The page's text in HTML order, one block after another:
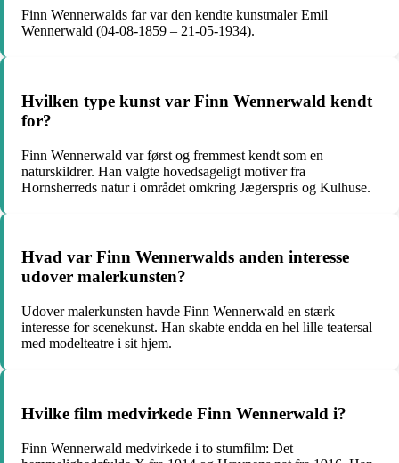
Finn Wennerwalds far var den kendte kunstmaler Emil
Wennerwald (04-08-1859 – 21-05-1934).
Hvilken type kunst var Finn Wennerwald kendt
for?
Finn Wennerwald var først og fremmest kendt som en
naturskildrer. Han valgte hovedsageligt motiver fra
Hornsherreds natur i området omkring Jægerspris og Kulhuse.
Hvad var Finn Wennerwalds anden interesse
udover malerkunsten?
Udover malerkunsten havde Finn Wennerwald en stærk
interesse for scenekunst. Han skabte endda en hel lille teatersal
med modelteatre i sit hjem.
Hvilke film medvirkede Finn Wennerwald i?
Finn Wennerwald medvirkede i to stumfilm: Det